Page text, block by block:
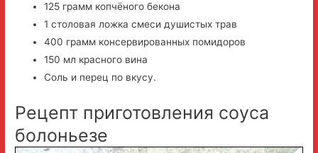
125 грамм копчёного бекона
1 столовая ложка смеси душистых трав
400 грамм консервированных помидоров
150 мл красного вина
Соль и перец по вкусу.
Рецепт приготовления соуса
болоньезе